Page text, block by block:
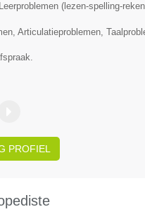
(lezen-spelling-
Articulatieproblemen,
PROFIEL